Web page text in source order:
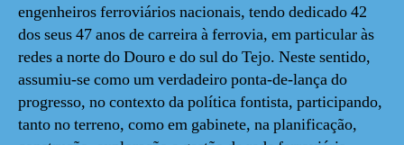
engenheiros ferroviários nacionais, tendo dedicado 42
dos seus 47 anos de carreira à ferrovia, em particular às
redes a norte do Douro e do sul do Tejo. Neste sentido,
assumiu-se como um verdadeiro ponta-de-lança do
progresso, no contexto da política fontista, participando,
tanto no terreno, como em gabinete, na planificação,